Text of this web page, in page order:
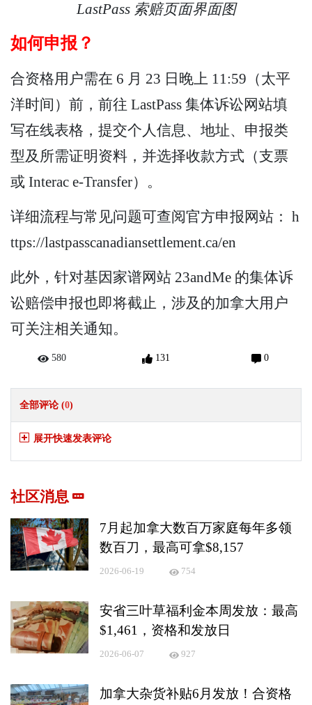
LastPass 索赔页面界面图
如何申报？
合资格用户需在 6 月 23 日晚上 11:59（太平
洋时间）前，前往 LastPass 集体诉讼网站填
写在线表格，提交个人信息、地址、申报类
型及所需证明资料，并选择收款方式（支票
或 Interac e-Transfer）。
详细流程与常见问题可查阅官方申报网站： h
ttps://lastpasscanadiansettlement.ca/en
此外，针对基因家谱网站 23andMe 的集体诉
讼赔偿申报也即将截止，涉及的加拿大用户
可关注相关通知。
580 131 0
全部评论 (0)
展开快速发表评论
社区消息
7月起加拿大数百万家庭每年多领
数百刀，最高可拿$8,157
2026-06-19 754
安省三叶草福利金本周发放：最高
$1,461，资格和发放日
2026-06-07 927
加拿大杂货补贴6月发放！合资格